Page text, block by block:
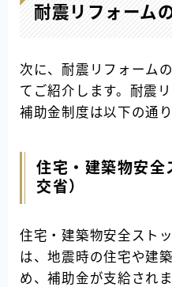
耐震リフォーム
次に、耐震リフォーム
てご紹介します。耐震
補助金制度は以下の通り
住宅・建築物安全
交省）
住宅・建築物安全スト
は、地震時の住宅や建
め、補助金が支給され